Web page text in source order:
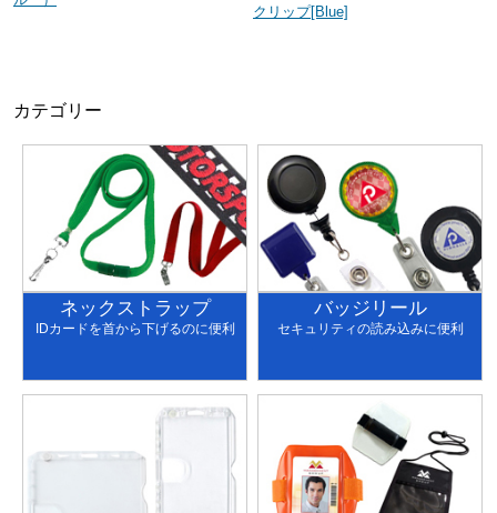
クリップ[Blue]
カテゴリー
ネックストラップ
IDカードを首から下げるのに便利
バッジリール
セキュリティの読み込みに便利